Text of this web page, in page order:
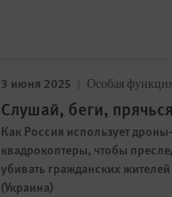
3 июня 2025 Особая
Слушай, беги, прячься
Как Россия использует дроны-
квадрокоптеры, чтобы
убивать гражданских
(Украина)